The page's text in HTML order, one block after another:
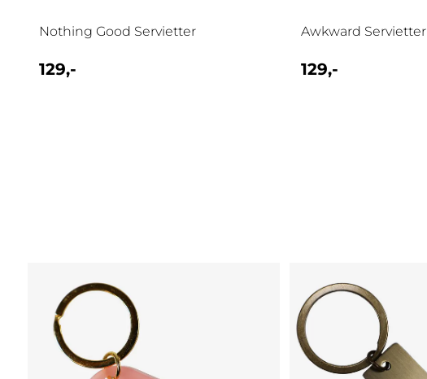
Nothing Good Servietter
129,-
Awkward Servietter
129,-